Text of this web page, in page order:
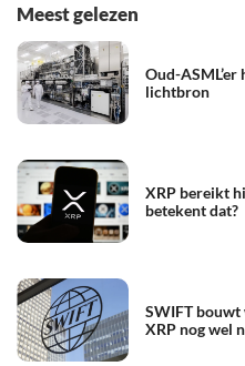
Meest gelezen
Oud-
lichtbron
XRP bereikt
betekent dat?
SWIFT bouwt
XRP nog wel